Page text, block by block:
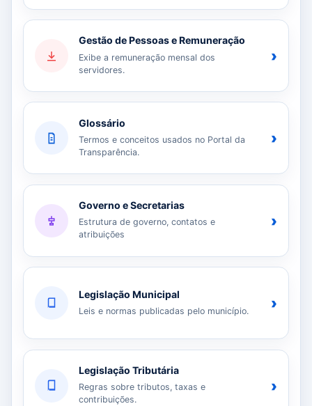
Gestão de Pessoas e Remuneração
Exibe a remuneração mensal dos
servidores.
›
Glossário
Termos e conceitos usados no Portal da
Transparência.
›
Governo e Secretarias
Estrutura de governo, contatos e
atribuições
›
Legislação Municipal
Leis e normas publicadas pelo município. ›
Legislação Tributária
Regras sobre tributos, taxas e
contribuições.
›